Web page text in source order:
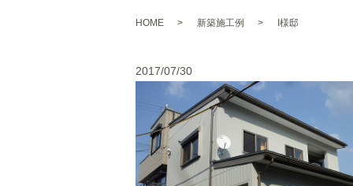
HOME 新築施工例 I様邸
2017/07/30